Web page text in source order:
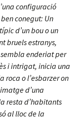
configuració
conegut: Un
d’un bou o un
bruels estranys,
enderiat per
i intrigat, inicia una
roca o l’esbarzer on
d’una
resta d’habitants
al lloc de la